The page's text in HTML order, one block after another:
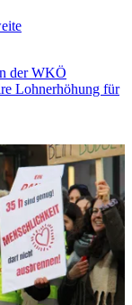
der WKÖ
Lohnerhöhung für